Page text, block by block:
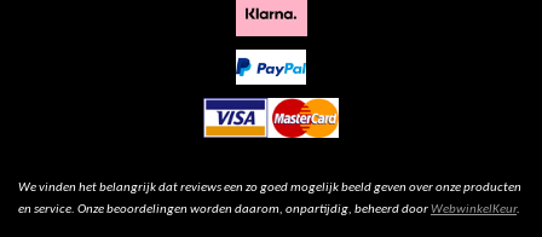
We vinden het belangrijk dat reviews een zo goed mogelijk beeld geven over onze producten
en service. Onze beoordelingen worden daarom, onpartijdig, beheerd doorWebwinkelKeur.